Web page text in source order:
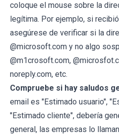
coloque el mouse sobre la
legítima. Por ejemplo, si
asegúrese de verificar si la
@microsoft.com y no algo
@m1crosoft.com,
noreply.com, etc.
Compruebe si hay saludos
email es "Estimado usuario",
"Estimado cliente", debería
general, las empresas lo